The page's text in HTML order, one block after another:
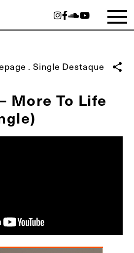
.Single Destaque
share
More To Life